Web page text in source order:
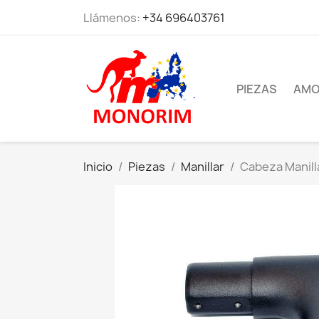
Llámenos: +34 696403761
PIEZAS
Inicio Piezas Manillar Cabeza